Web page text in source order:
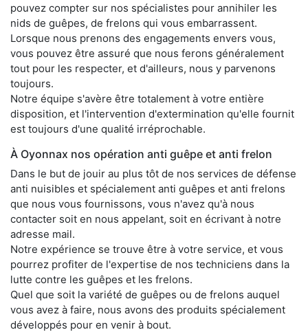
pouvez compter sur nos spécialistes pour annihiler les
nids de guêpes, de frelons qui vous embarrassent.
Lorsque nous prenons des engagements envers vous,
vous pouvez être assuré que nous ferons généralement
tout pour les respecter, et d'ailleurs, nous y parvenons
toujours.
Notre équipe s'avère être totalement à votre entière
disposition, et l'intervention d'extermination qu'elle fournit
est toujours d'une qualité irréprochable.
À Oyonnax nos opération anti guêpe et anti frelon
Dans le but de jouir au plus tôt de nos services de défense
anti nuisibles et spécialement anti guêpes et anti frelons
que nous vous fournissons, vous n'avez qu'à nous
contacter soit en nous appelant, soit en écrivant à notre
adresse mail.
Notre expérience se trouve être à votre service, et vous
pourrez profiter de l'expertise de nos techniciens dans la
lutte contre les guêpes et les frelons.
Quel que soit la variété de guêpes ou de frelons auquel
vous avez à faire, nous avons des produits spécialement
développés pour en venir à bout.